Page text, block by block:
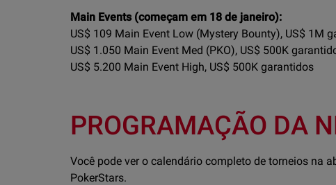
Main Events (começam em 18 de janeiro):
US$ 109 Main Event Low (Mystery Bounty), US$ 1M
US$ 1.050 Main Event Med (PKO), US$ 500K
US$ 5.200 Main Event High, US$ 500K garantidos
PROGRAMAÇÃO DA
Você pode ver o calendário completo de torneios na
PokerStars.